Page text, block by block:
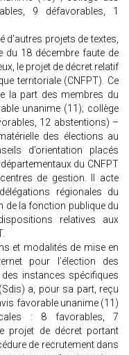
9 défavorables, 1
d’autres projets de textes,
du 18 décembre faute de
le projet de décret relatif
territoriale (CNFPT). Ce
la part des membres du
unanime (11); collège
12 abstentions) –
des élections au
d’orientation placés
du CNFPT
de gestion. Il acte
régionales du
de la fonction publique du
relatives aux
et modalités de mise en
pour l’élection des
instances spécifiques
a, pour sa part, reçu
favorable unanime (11)
: 8 favorables, 7
projet de décret portant
de recrutement dans